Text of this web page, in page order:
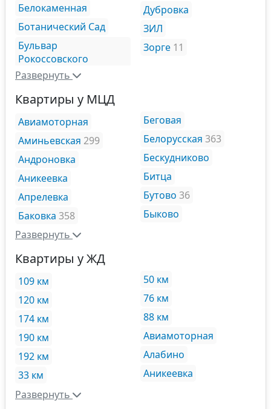
Белокаменная
Ботанический Сад
Бульвар
Рокоссовского
Дубровка
ЗИЛ
Зорге 11
Развернуть
Квартиры у МЦД
Авиамоторная
Аминьевская 299
Андроновка
Аникеевка
Апрелевка
Баковка 358
Беговая
Белорусская 363
Бескудниково
Битца
Бутово 36
Быково
Развернуть
Квартиры у ЖД
109 км
120 км
174 км
190 км
192 км
33 км
50 км
76 км
88 км
Авиамоторная
Алабино
Аникеевка
Развернуть